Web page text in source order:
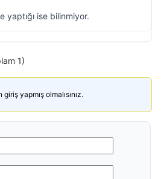
yaptığı ise bilinmiyor.
1)
yapmış olmalısınız.